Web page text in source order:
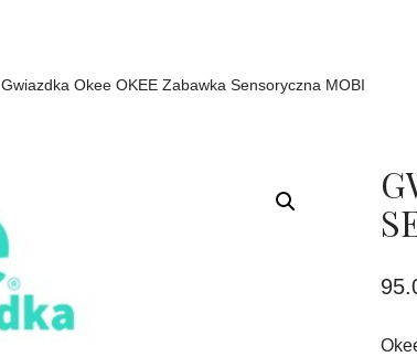
Gwiazdka Okee OKEE Zabawka Sensoryczna MOBI